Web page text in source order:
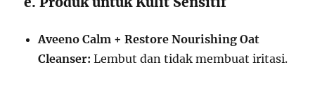
Aveeno Calm + Restore Nourishing Oat
Cleanser: Lembut dan tidak membuat iritasi.